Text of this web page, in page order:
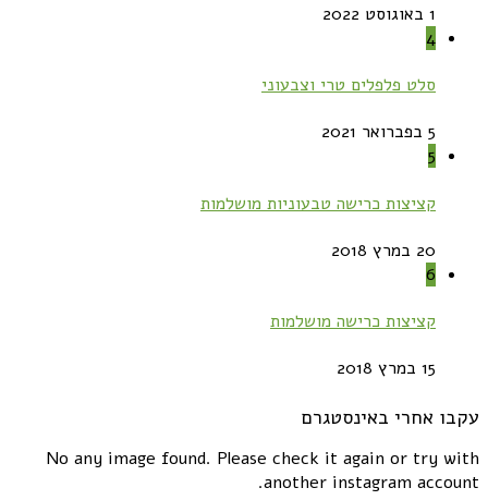
1 באוגוסט 2022
4
סלט פלפלים טרי וצבעוני
5 בפברואר 2021
5
קציצות כרישה טבעוניות מושלמות
20 במרץ 2018
6
קציצות כרישה מושלמות
15 במרץ 2018
עקבו אחרי באינסטגרם
No any image found. Please check it again or try with
another instagram account.